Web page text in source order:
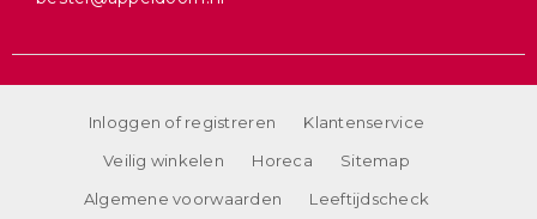
Inloggen of registreren
Klantenservice
Veilig winkelen
Horeca
Sitemap
Algemene voorwaarden
Leeftijdscheck